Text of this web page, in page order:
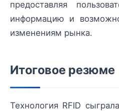
предоставляя
информацию и
изменениям рынка.
Итоговое резюме
Технология RFID